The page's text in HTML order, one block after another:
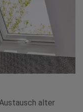
alter